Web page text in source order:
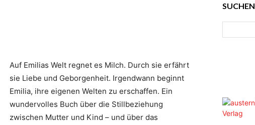
Auf Emilias Welt regnet es Milch. Durch sie erfährt
sie Liebe und Geborgenheit. Irgendwann beginnt
Emilia, ihre eigenen Welten zu erschaffen. Ein
wundervolles Buch über die Stillbeziehung
zwischen Mutter und Kind – und über das
SUCHEN